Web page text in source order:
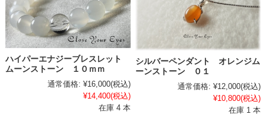
ハイパーエナジーブレスレット
ムーンストーン １０ｍｍ
通常価格: ¥16,000(税込)
¥14,400(税込)
在庫 4 本
シルバーペンダント オレンジム
ーンストーン ０１
通常価格: ¥12,000(税込)
¥10,800(税込)
在庫 1 本